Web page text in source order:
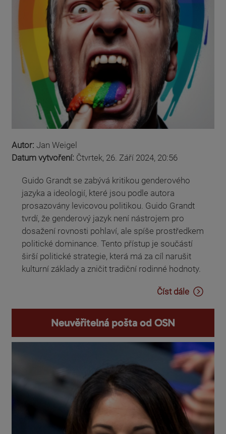
Autor: Jan Weigel
Datum vytvoření: Čtvrtek, 26. Září 2024, 20:56
Guido Grandt se zabývá kritikou genderového
jazyka a ideologií, které jsou podle autora
prosazovány levicovou politikou. Guido Grandt
tvrdí, že genderový jazyk není nástrojem pro
dosažení rovnosti pohlaví, ale spíše prostředkem
politické dominance. Tento přístup je součástí
širší politické strategie, která má za cíl narušit
kulturní základy a zničit tradiční rodinné hodnoty.
Číst dále
Neuvěřitelná pošta od OSN